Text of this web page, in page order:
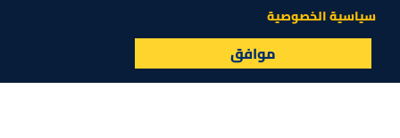
القائمة الأسواق البث المباشر
سياسية الخصوصية
موافق